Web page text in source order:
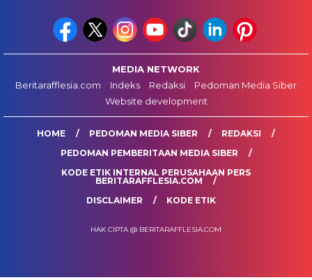
MEDIA NETWORK
Beritarafflesia.com
Indeks Redaksi
Pedoman Media Siber
Website development
HOME PEDOMAN MEDIA SIBER
REDAKSI
PEDOMAN PEMBERITAAN MEDIA SIBER
KODE ETIK INTERNAL PERUSAHAAN PERS
BERITARAFFLESIA.COM
DISCLAIMER
KODE ETIK
HAK CIPTA @ BERITARAFFLESIA.COM